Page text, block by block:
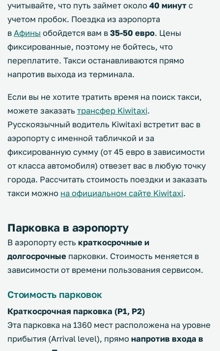
учитывайте, что путь займет около 40 минут с
учетом пробок. Поездка из аэропорта
в Афины обойдется вам в 35-50 евро. Цены
фиксированные, поэтому не бойтесь, что
переплатите. Такси останавливаются прямо
напротив выхода из терминала.
Если вы не хотите тратить время на поиск такси,
можете заказать трансфер Kiwitaxi.
Русскоязычный водитель Kiwitaxi встретит вас в
аэропорту с именной табличкой и за
фиксированную сумму (от 45 евро в зависимости
от класса автомобиля) отвезет вас в любую точку
города. Рассчитать стоимость поездки и заказать
такси можно на официальном сайте Kiwitaxi.
Парковка в аэропорту
В аэропорту есть краткосрочные и
долгосрочные парковки. Стоимость меняется в
зависимости от времени пользования сервисом.
Стоимость парковок
Краткосрочная парковка (Р1, Р2)
Эта парковка на 1360 мест расположена на уровне
прибытия (Arrival level), прямо напротив входа в